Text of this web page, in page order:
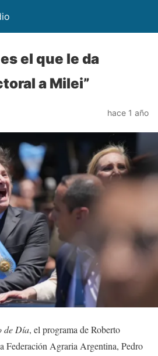
el que le da
a Milei”
hace 1 año
de Día, el programa de Roberto
Federación Agraria Argentina, Pedro